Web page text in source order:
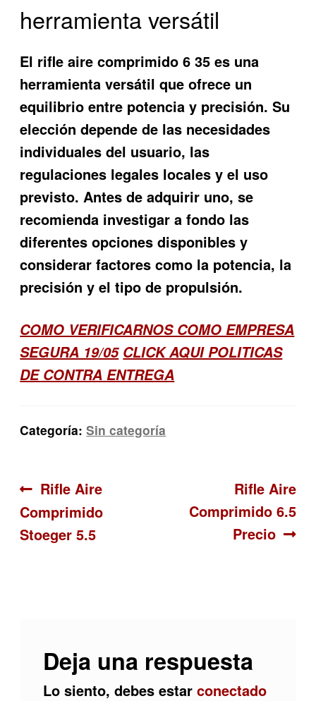
herramienta versátil
El rifle aire comprimido 6 35 es una
herramienta versátil que ofrece un
equilibrio entre potencia y precisión. Su
elección depende de las necesidades
individuales del usuario, las
regulaciones legales locales y el uso
previsto. Antes de adquirir uno, se
recomienda investigar a fondo las
diferentes opciones disponibles y
considerar factores como la potencia, la
precisión y el tipo de propulsión.
COMO VERIFICARNOS COMO EMPRESA
SEGURA 19/05 CLICK AQUI POLITICAS
DE CONTRA ENTREGA
Categoría:Sin categoría
Navegación
de
Anterior:
Rifle Aire
Comprimido
Stoeger 5.5
Siguiente:
Rifle Aire
Comprimido 6.5
Precio
Deja una respuesta
Lo siento, debes estar conectado